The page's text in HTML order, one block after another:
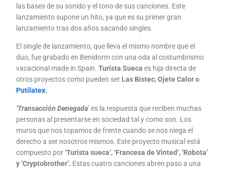
las bases de su sonido y el tono de sus canciones. Este
lanzamiento supone un hito, ya que es su primer gran
lanzamiento tras dos años sacando singles.
El single de lanzamiento, que lleva el mismo nombre que el
duo, fue grabado en Benidorm con una oda al costumbrismo
vacacional made in Spain. Turista Sueca es hija directa de
otros proyectos como pueden ser Las Bistec, Ojete Calor o
Putilatex.
‘Transacción Denegada’ es la respuesta que reciben muchas
personas al presentarse en sociedad tal y como son. Los
muros que nos topamos de frente cuando se nos niega el
derecho a ser nosotros mismos. Este proyecto musical está
compuesto por‘Turista sueca’, ‘Francesa de Vinted’, ‘Robota’
y ‘Cryptobrother’. Estas cuatro canciones abren paso a una